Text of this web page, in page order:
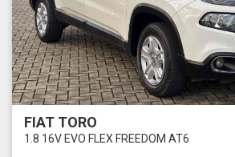
FIAT TORO
1.8 16V EVO FLEX FREEDOM AT6